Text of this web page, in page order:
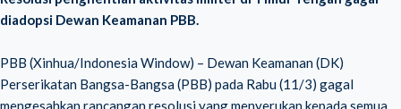
diadopsi Dewan Keamanan PBB.
PBB (Xinhua/Indonesia Window) – Dewan Keamanan (DK)
Perserikatan Bangsa-Bangsa (PBB) pada Rabu (11/3) gagal
mengesahkan rancangan resolusi yang menyerukan kepada semua